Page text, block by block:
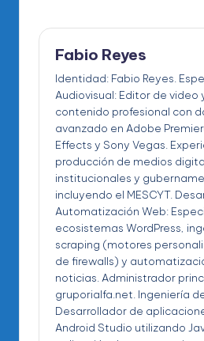
Fabio Reyes
Identidad: Fabio Reyes.
Audiovisual: Editor de video
contenido profesional con
avanzado en Adobe
Effects y Sony Vegas.
producción de medios
institucionales y
incluyendo el MESCYT.
Automatización Web:
ecosistemas WordPress,
scraping (motores
de firewalls) y
noticias. Administrador
gruporialfa.net. Ingeniería
Desarrollador de
Android Studio utilizando